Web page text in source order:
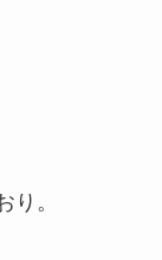
り。